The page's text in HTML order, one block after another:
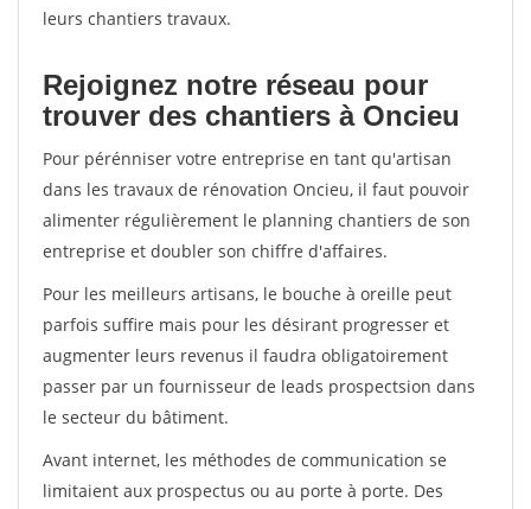
leurs chantiers travaux.
Rejoignez notre réseau pour
trouver des chantiers à Oncieu
Pour pérénniser votre entreprise en tant qu'artisan
dans les travaux de rénovation Oncieu, il faut pouvoir
alimenter régulièrement le planning chantiers de son
entreprise et doubler son chiffre d'affaires.
Pour les meilleurs artisans, le bouche à oreille peut
parfois suffire mais pour les désirant progresser et
augmenter leurs revenus il faudra obligatoirement
passer par un fournisseur de leads prospectsion dans
le secteur du bâtiment.
Avant internet, les méthodes de communication se
limitaient aux prospectus ou au porte à porte. Des